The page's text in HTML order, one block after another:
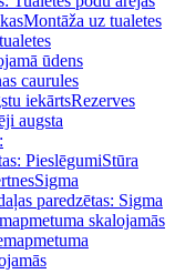
Montāža uz tualetes
ūdens
caurules
iekārtsRezerves
augsta
PieslēgumiStūra
Sigma
paredzētas: Sigma
skalojamās